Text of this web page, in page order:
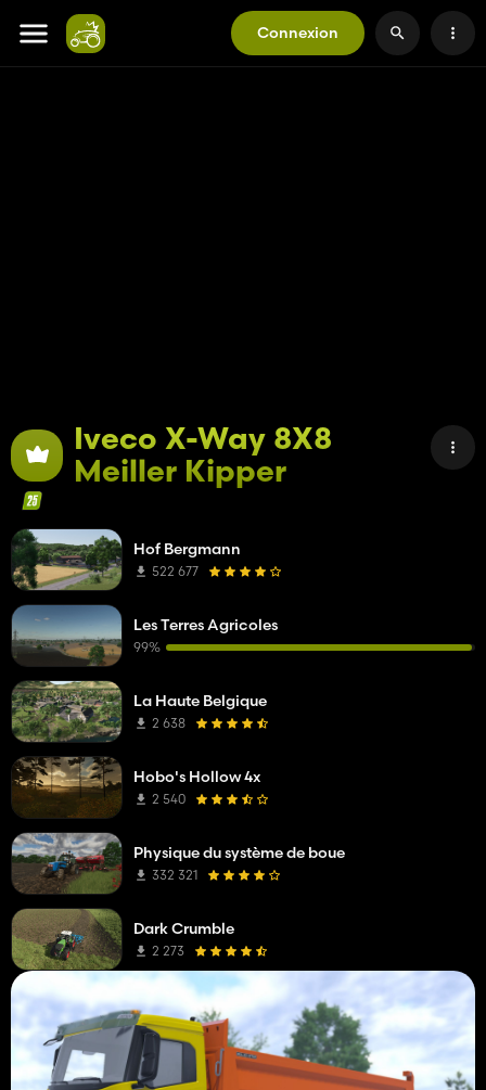
Connexion
Iveco X-Way 8X8
Meiller Kipper
Hof Bergmann
522 677
Les Terres Agricoles
99%
La Haute Belgique
2 638
Hobo's Hollow 4x
2 540
Physique du système de boue
332 321
Dark Crumble
2 273